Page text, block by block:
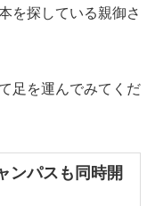
を探している親御さ
足を運んでみてくだ
ンパスも同時開